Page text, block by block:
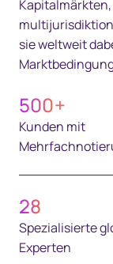
sie weltweit
500+
Kunden mit
28
Spezialisierte
Experten